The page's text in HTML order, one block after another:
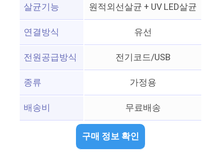
살균기능
원적외선살균 + UV LED살균
연결방식
유선
전원공급방식
전기코드/USB
종류
가정용
배송비
무료배송
구매 정보 확인